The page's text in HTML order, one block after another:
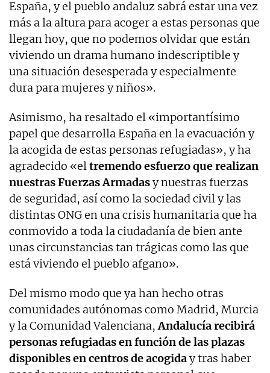
España, y el pueblo andaluz sabrá estar una vez
más a la altura para acoger a estas personas que
llegan hoy, que no podemos olvidar que están
viviendo un drama humano indescriptible y
una situación desesperada y especialmente
dura para mujeres y niños».
Asimismo, ha resaltado el «importantísimo
papel que desarrolla España en la evacuación y
la acogida de estas personas refugiadas», y ha
agradecido «eltremendo esfuerzo que realizan
nuestras Fuerzas Armadasy nuestras fuerzas
de seguridad, así como la sociedad civil y las
distintas ONG en una crisis humanitaria que ha
conmovido a toda la ciudadanía de bien ante
unas circunstancias tan trágicas como las que
está viviendo el pueblo afgano».
Del mismo modo que ya han hecho otras
comunidades autónomas como Madrid, Murcia
y la Comunidad Valenciana,Andalucía recibirá
personas refugiadas en función de las plazas
disponibles en centros de acogiday tras haber